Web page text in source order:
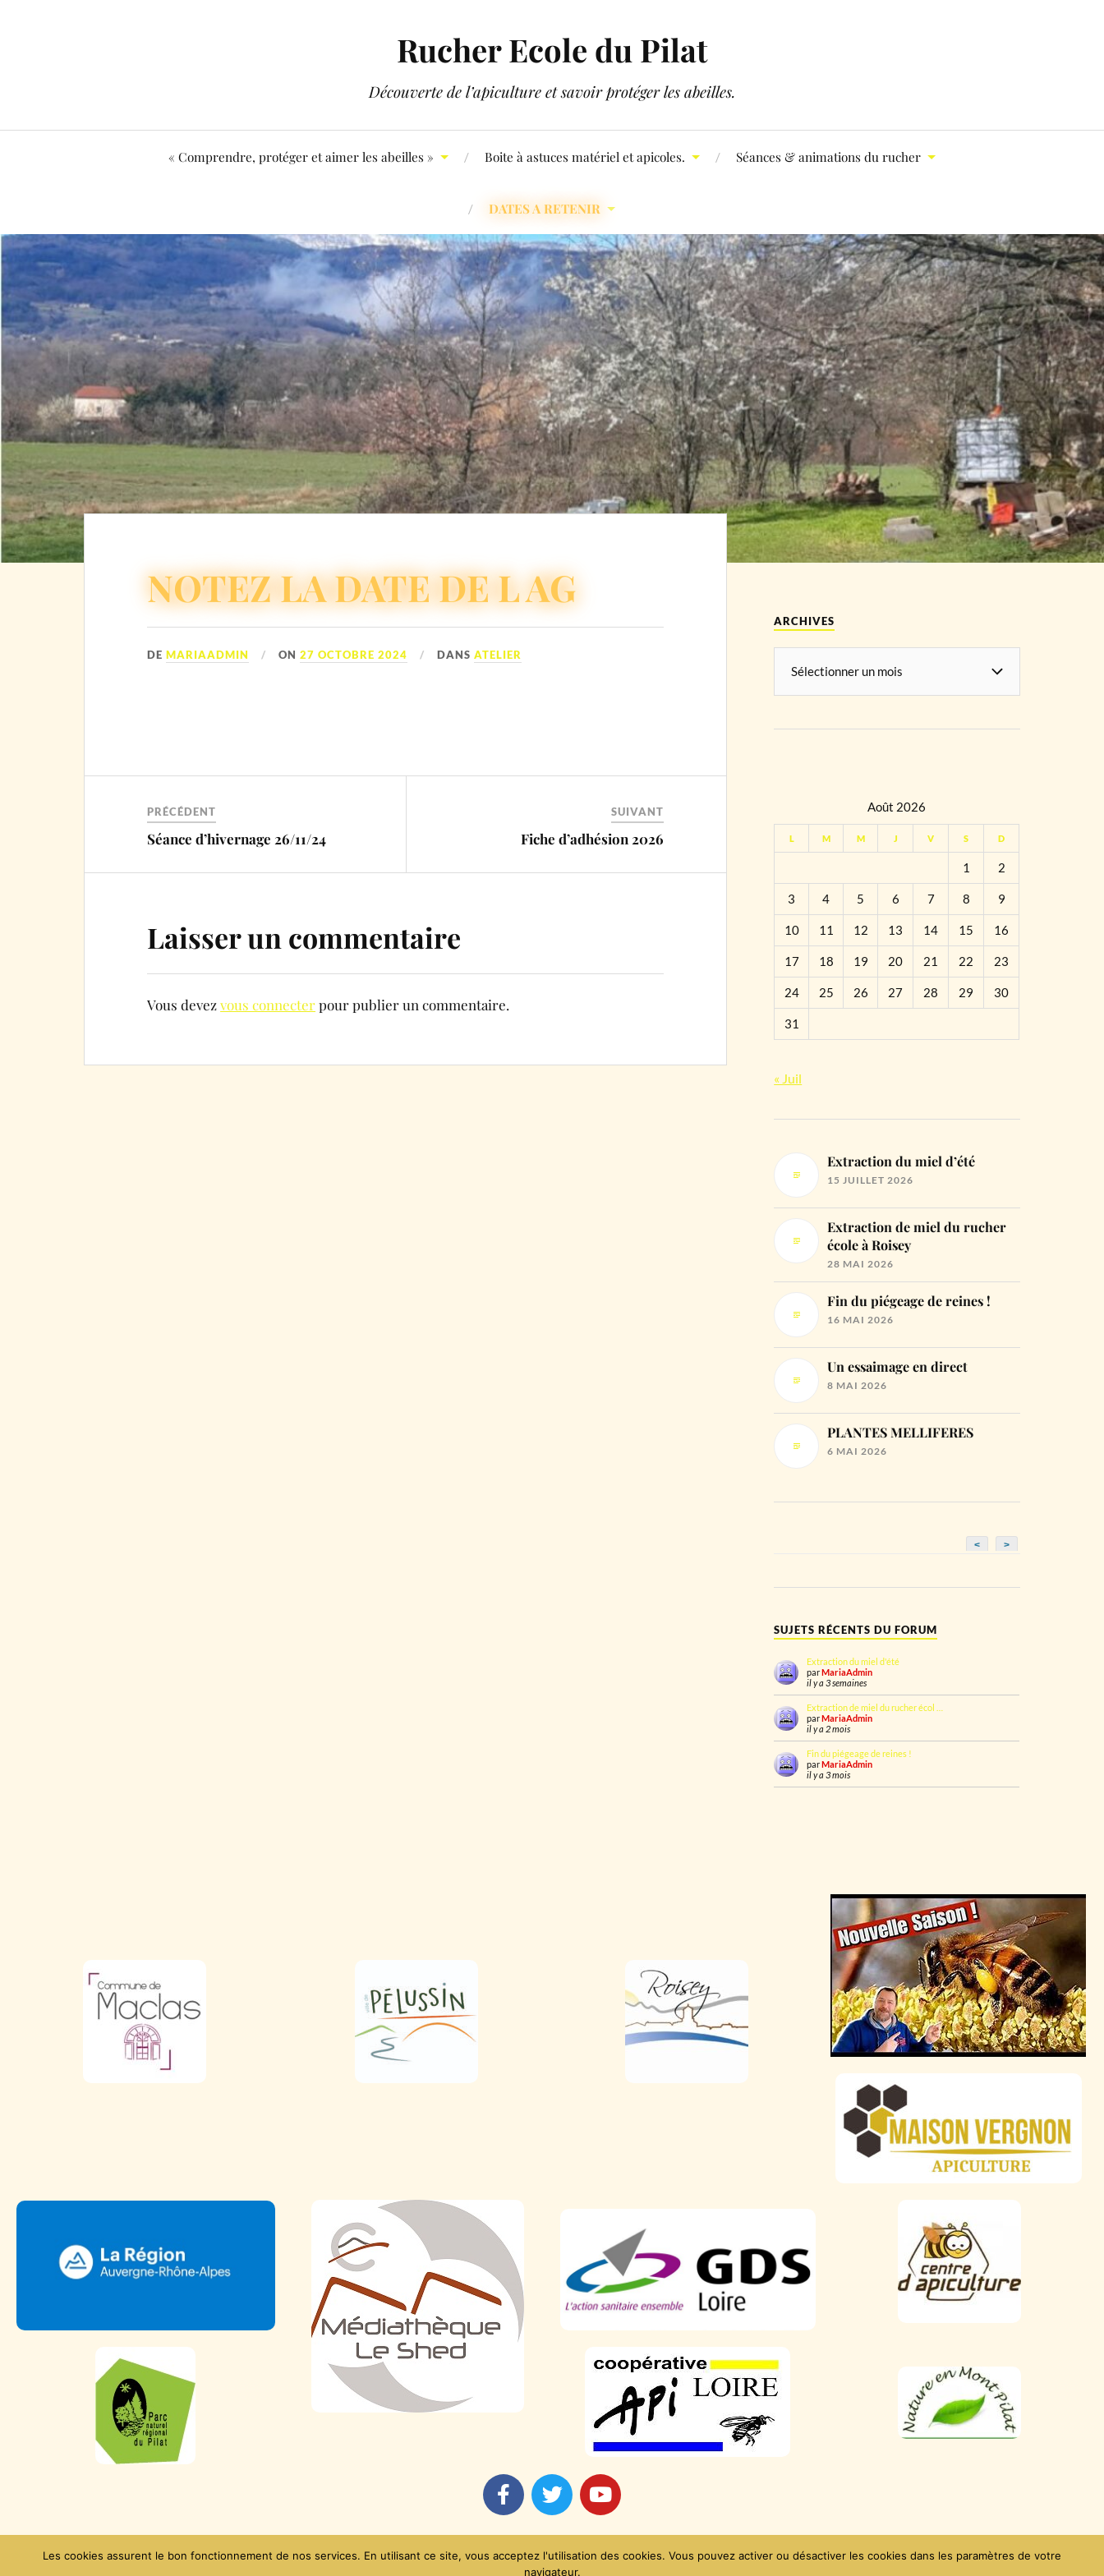
Rucher Ecole du Pilat
Découverte de l’apiculture et savoir protéger les abeilles.
« Comprendre, protéger et aimer les abeilles » Boite à astuces matériel et apicoles. Séances & animations du rucher
DATES A RETENIR
NOTEZ LA DATE DE L AG
DEMARIAADMIN ON27 OCTOBRE 2024 DANSATELIER
PRÉCÉDENT
Séance d’hivernage 26/11/24
SUIVANT
Fiche d’adhésion 2026
Laisser un commentaire
Vous devezvous connecterpour publier un commentaire.
ARCHIVES
Août 2026
L M M J V S D
1 2
3 4 5 6 7 8 9
10 11 12 13 14 15 16
17 18 19 20 21 22 23
24 25 26 27 28 29 30
31
« Juil
Extraction du miel d’été
15 JUILLET 2026
Extraction de miel du rucher
école à Roisey
28 MAI 2026
Fin du piégeage de reines !
16 MAI 2026
Un essaimage en direct
8 MAI 2026
PLANTES MELLIFERES
6 MAI 2026
< >
SUJETS RÉCENTS DU FORUM
Extraction du miel d'été
parMariaAdmin
il y a 3 semaines
Extraction de miel du rucher écol …
parMariaAdmin
il y a 2 mois
Fin du piégeage de reines !
parMariaAdmin
il y a 3 mois
Données personnelles Mentions légales Contact
Les cookies assurent le bon fonctionnement de nos services. En utilisant ce site, vous acceptez l'utilisation des cookies. Vous pouvez activer ou désactiver les cookies dans les paramètres de votre
navigateur.